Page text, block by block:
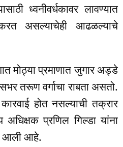
ध्वनीवर्धकावर लावण्यात
असल्याचेही आढळल्याचे
मोठ्या प्रमाणात जुगार अड्डे
तरूण वर्गाचा राबता असतो.
होत नसल्याची तक्रार
अधिक्षक प्रणिल गिल्डा यांना
आली आहे.